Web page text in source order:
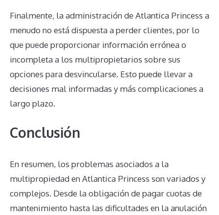
Finalmente, la administración de Atlantica Princess a
menudo no está dispuesta a perder clientes, por lo
que puede proporcionar información errónea o
incompleta a los multipropietarios sobre sus
opciones para desvincularse. Esto puede llevar a
decisiones mal informadas y más complicaciones a
largo plazo.
Conclusión
En resumen, los problemas asociados a la
multipropiedad en Atlantica Princess son variados y
complejos. Desde la obligación de pagar cuotas de
mantenimiento hasta las dificultades en la anulación